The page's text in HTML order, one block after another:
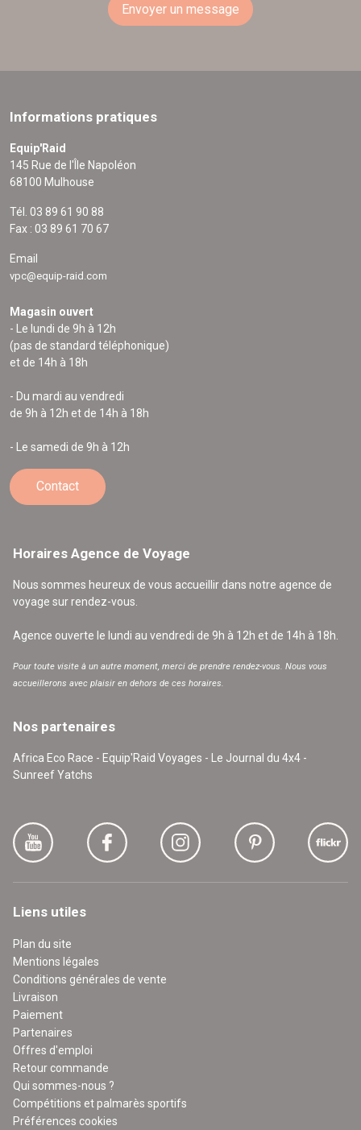
Envoyer un message
Informations pratiques
Equip'Raid
145 Rue de l'Île Napoléon
68100 Mulhouse
Tél. 03 89 61 90 88
Fax : 03 89 61 70 67
Email
vpc@equip-raid.com
Magasin ouvert
- Le lundi de 9h à 12h
(pas de standard téléphonique)
et de 14h à 18h
- Du mardi au vendredi
de 9h à 12h et de 14h à 18h
- Le samedi de 9h à 12h
Contact
Horaires Agence de Voyage
Nous sommes heureux de vous accueillir dans notre agence de
voyage sur rendez-vous.
Agence ouverte le lundi au vendredi de 9h à 12h et de 14h à 18h.
Pour toute visite à un autre moment, merci de prendre rendez-vous. Nous vous
accueillerons avec plaisir en dehors de ces horaires.
Nos partenaires
Africa Eco Race - Equip'Raid Voyages - Le Journal du 4x4 -
Sunreef Yatchs
Liens utiles
Plan du site
Mentions légales
Conditions générales de vente
Livraison
Paiement
Partenaires
Offres d'emploi
Retour commande
Qui sommes-nous ?
Compétitions et palmarès sportifs
Préférences cookies